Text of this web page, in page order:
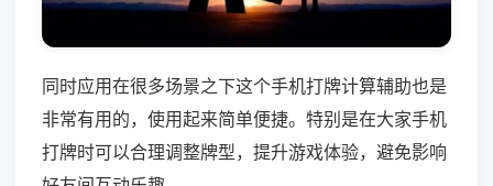
同时应用在很多场景之下这个手机打牌计算辅助也是
非常有用的，使用起来简单便捷。特别是在大家手机
打牌时可以合理调整牌型，提升游戏体验，避免影响